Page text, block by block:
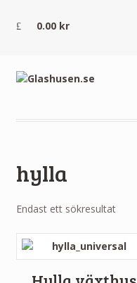
0.00 kr
hylla
Endast ett sökresultat